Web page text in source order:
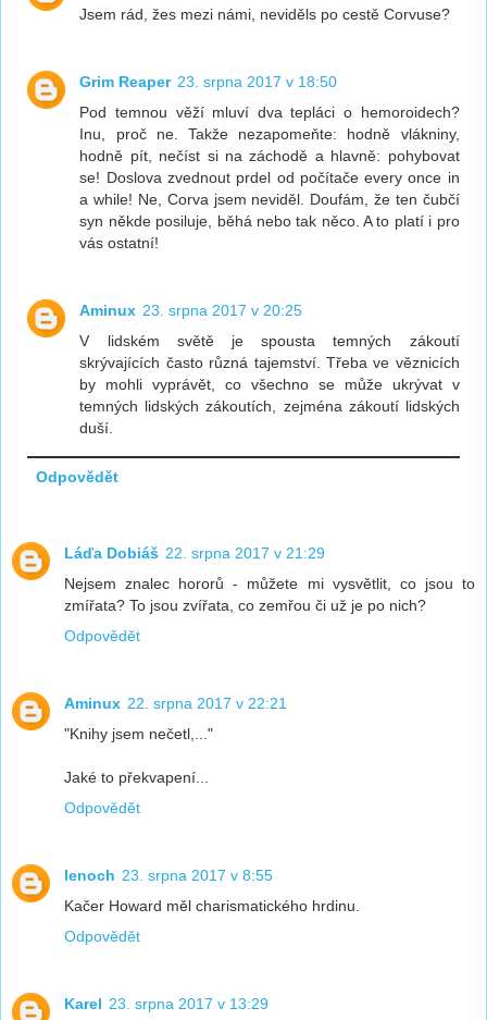
Jsem rád, žes mezi námi, neviděls po cestě Corvuse?
Grim Reaper 23. srpna 2017 v 18:50
Pod temnou věží mluví dva tepláci o hemoroidech?
Inu, proč ne. Takže nezapomeňte: hodně vlákniny,
hodně pít, nečíst si na záchodě a hlavně: pohybovat
se! Doslova zvednout prdel od počítače every once in
a while! Ne, Corva jsem neviděl. Doufám, že ten čubčí
syn někde posiluje, běhá nebo tak něco. A to platí i pro
vás ostatní!
Aminux 23. srpna 2017 v 20:25
V lidském světě je spousta temných zákoutí
skrývajících často různá tajemství. Třeba ve věznicích
by mohli vyprávět, co všechno se může ukrývat v
temných lidských zákoutích, zejména zákoutí lidských
duší.
Odpovědět
Láďa Dobiáš 22. srpna 2017 v 21:29
Nejsem znalec hororů - můžete mi vysvětlit, co jsou to
zmířata? To jsou zvířata, co zemřou či už je po nich?
Odpovědět
Aminux 22. srpna 2017 v 22:21
"Knihy jsem nečetl,..."
Jaké to překvapení...
Odpovědět
lenoch 23. srpna 2017 v 8:55
Kačer Howard měl charismatického hrdinu.
Odpovědět
Karel 23. srpna 2017 v 13:29